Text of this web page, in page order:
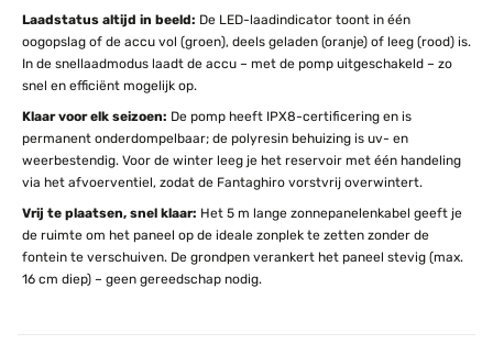
Laadstatus altijd in beeld: De LED-laadindicator toont in één
oogopslag of de accu vol (groen), deels geladen (oranje) of leeg (rood) is.
In de snellaadmodus laadt de accu – met de pomp uitgeschakeld – zo
snel en efficiënt mogelijk op.
Klaar voor elk seizoen: De pomp heeft IPX8-certificering en is
permanent onderdompelbaar; de polyresin behuizing is uv- en
weerbestendig. Voor de winter leeg je het reservoir met één handeling
via het afvoerventiel, zodat de Fantaghiro vorstvrij overwintert.
Vrij te plaatsen, snel klaar: Het 5 m lange zonnepanelenkabel geeft je
de ruimte om het paneel op de ideale zonplek te zetten zonder de
fontein te verschuiven. De grondpen verankert het paneel stevig (max.
16 cm diep) – geen gereedschap nodig.